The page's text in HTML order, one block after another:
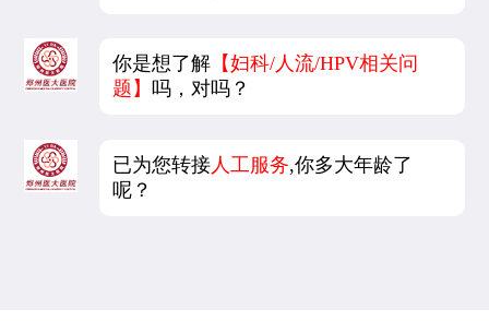
你是想了解 【妇科/人流/HPV相关问
题】吗，对吗？
已为您转接 人工服务,你多大年龄了
呢？